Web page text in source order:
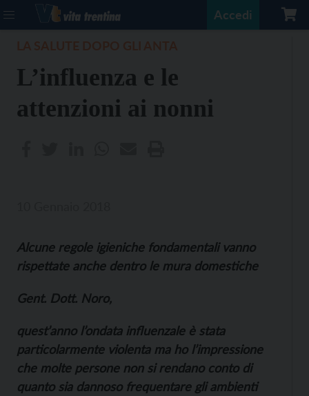
Accedi
L’influenza e le
attenzioni ai nonni
Alcune regole igieniche fondamentali vanno
rispettate anche dentro le mura domestiche
Gent. Dott. Noro,
quest’anno l’ondata influenzale è stata
particolarmente violenta ma ho l’impressione
che molte persone non si rendano conto di
quanto sia dannoso frequentare gli ambienti